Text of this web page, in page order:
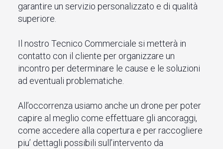
garantire un servizio personalizzato e di qualità
superiore.
Il nostro Tecnico Commerciale si metterà in
contatto con il cliente per organizzare un
incontro per determinare le cause e le soluzioni
ad eventuali problematiche.
All’occorrenza usiamo anche un drone per poter
capire al meglio come effettuare gli ancoraggi,
come accedere alla copertura e per raccogliere
piu’ dettagli possibili sull’intervento da